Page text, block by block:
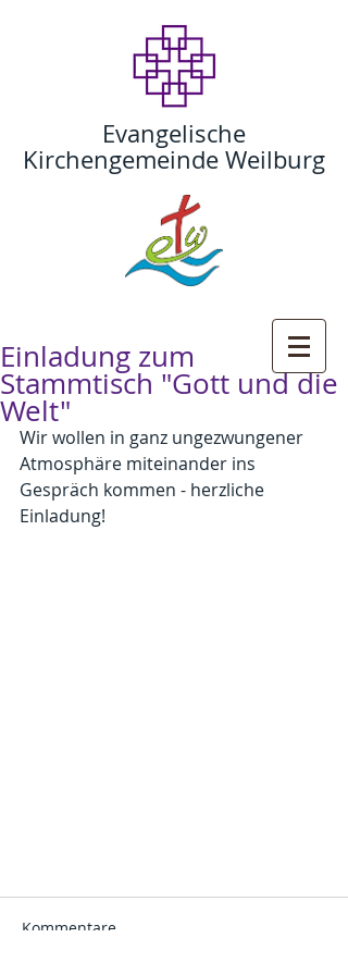
Evangelische
Kirchengemeinde Weilburg
Einladung zum
Stammtisch "Gott und die
Welt"
Wir wollen in ganz ungezwungener
Atmosphäre miteinander ins
Gespräch kommen - herzliche
Einladung!
Kommentare